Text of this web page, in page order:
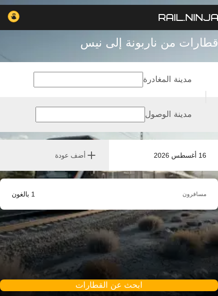
قطارات من ناربونة إلى نيس
16 أغسطس 2026 أضف عودة
مدينة المغادرة
مدينة الوصول
مسافرون 1 بالغون
ابحث عن القطارات